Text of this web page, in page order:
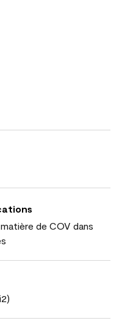
de COV dans